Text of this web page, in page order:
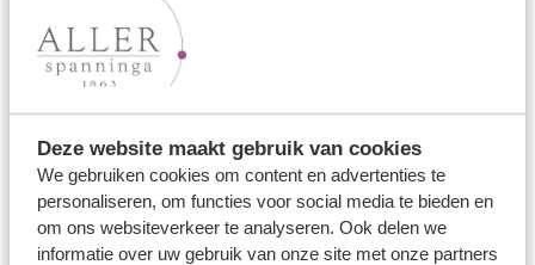
Deze website maakt gebruik van cookies
We gebruiken cookies om content en advertenties te
personaliseren, om functies voor social media te bieden en
om ons websiteverkeer te analyseren. Ook delen we
informatie over uw gebruik van onze site met onze partners
Ons aanbod
Trouwringen
Memoireringen
Verlovingsringen
Vriendschapsringen
Over ons